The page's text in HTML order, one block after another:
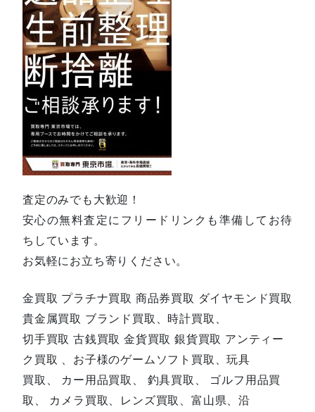
査定のみでも大歓迎！
安心の無料査定にフリードリンクも準備してお待
ちしています。
お気軽にお立ち寄りください。
金買取 プラチナ買取 商品券買取 ダイヤモンド買取
貴金属買取 ブランド買取、時計買取、
切手買取 古銭買取 金貨買取 銀貨買取 アンティー
ク買取 、お子様のゲームソフト買取、玩具
買取、 カー用品買取、 釣具買取、 ゴルフ用品買
取、 カメラ買取、レンズ買取、富山県、沿